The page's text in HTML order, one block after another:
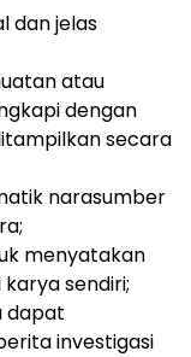
dan jelas
atau
dengan
secara
narasumber
menyatakan
sendiri;
dapat
investigasi